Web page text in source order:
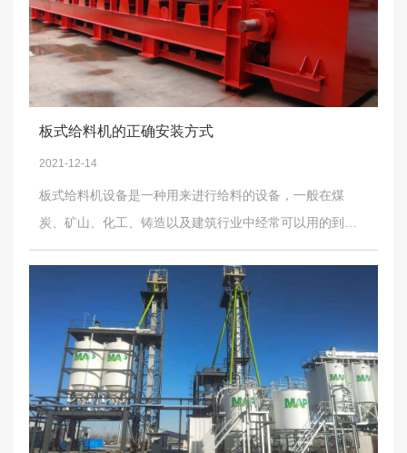
喷丸处理。以及热处理过程中是否有应力裂纹，导致链条
出现缺陷。 想要了解更多星型卸灰阀、电液动阀门、
电液动三通闸门的内容，可以关注我们。
定。花纹输送机花纹输送机的工作方式与普通带式输送机
相同。主要根据花纹传送带表面的花纹，提高传送带和材
料之间的摩擦力，增加摩擦系数，实现大倾角的材料运
输。深槽(管)输送机深槽带式输送机可以使用滚轮组将传送
带支撑成U型或圆形管状，与普通带式输送机一样与普通带
作。(2)可以实现密闭运输散装材料，在运输过程中不偷工
减料，实现无污染运输。(3)不跑偏，根据结构原理，管状
(4)可以一定的倾斜角度运输材料，倾斜角度通常可以达到
30传送带。想要了解更多板式给料机、给料机、螺旋加湿
机的内容，可以关注我们。
现一般是因为设备在超载的情况下使用，或者是料斗部件
的张力程度不够，不过在出现该现象时可以通过调整料斗
部件的张力来解决该现象，同时也要注意不能超载使用该
设备。另外，在使用斗式提升机设备时还有可能会出现料
者维修料斗接头部件便可解决该现象。上述内容便是斗式
提升机在使用时常见的故障及解决办法，希望对大家有所
帮助。
板式给料机的正确安装方式
2021-12-14
板式给料机设备是一种用来进行给料的设备，一般在煤
炭、矿山、化工、铸造以及建筑行业中经常可以用的到，
同时市面上该设备的种类是比较多的，一般可以分为重
型、中型以及轻型三种类型的设备，同时，在使用板式给
料机之前，要做好它的安装工作，这样才可减少后期使用
时出现意外现象。在安装板式给料机时，要先了解该设备
使用时有无倾斜度的要求，如果有这方面的要求时，其倾
斜度要控制在10度以内，不过对于某些粘性比较大的物料
来说，可以适当的将倾斜度增大到15度之内，此外，如果
没有倾斜度的要求，在安装时要注意设备处于水平位置。